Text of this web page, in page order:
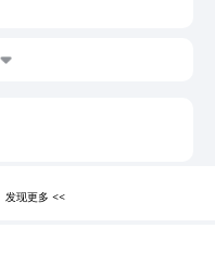
发现更多<<